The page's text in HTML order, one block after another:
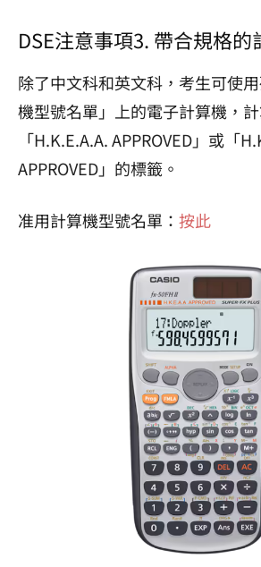
DSE注意事項3. 帶合規格的
除了中文科和英文科，考生可使
機型號名單」上的電子計算機，
「H.K.E.A.A. APPROVED」或「
APPROVED」的標籤。
准用計算機型號名單： 按此